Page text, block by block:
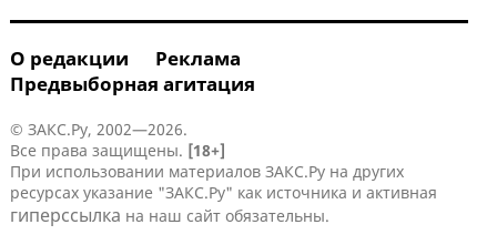
О редакции
Реклама
Предвыборная агитация
© ЗАКС.Ру, 2002—2026.
Все права защищены. [18+]
При использовании материалов ЗАКС.Ру на других
ресурсах указание "ЗАКС.Ру" как источника и активная
гиперссылка на наш сайт обязательны.